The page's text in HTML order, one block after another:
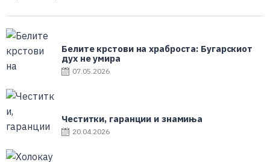
Белите крстови на храброста: Бугарскиот
дух не умира
07.05.2026
Честитки, гаранции и знамиња
20.04.2026